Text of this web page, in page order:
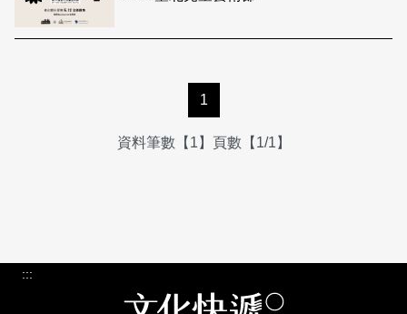
1
資料筆數【1】頁數【1/1】
:::